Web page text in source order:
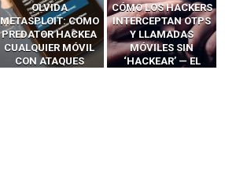
OLVIDA
METASPLOIT: CÓMO
PREDATOR HACKEA
CUALQUIER MÓVIL
CON ATAQUES
CÓMO LOS HACKERS
INTERCEPTAN OTPS
Y LLAMADAS
MÓVILES SIN
‘HACKEAR’ — EL